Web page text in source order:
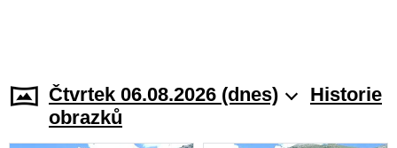
Čtvrtek 06.08.2026 (dnes)
Historie
obrazků